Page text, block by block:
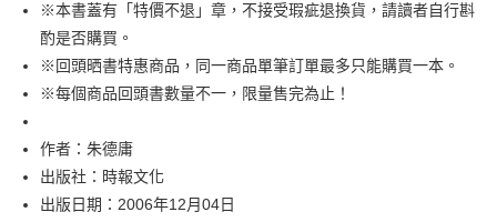
付款後7-11取貨
每筆NT$60，滿NT$499(含以上)免運費
宅配
每筆NT$100，滿NT$499(含以上)免運費
※本書蓋有「特價不退」章，不接受瑕疵退換貨，請讀者自行斟
酌是否購買。
※回頭晒書特惠商品，同一商品單筆訂單最多只能購買一本。
※每個商品回頭書數量不一，限量售完為止！
作者：朱德庸
出版社：時報文化
出版日期：2006年12月04日